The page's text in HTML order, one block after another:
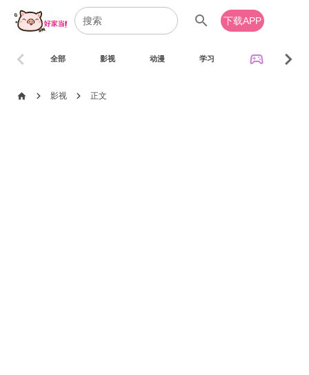
search 下载APP
全部 影视 动漫 学习 sports_esports
chevron_left chevron_right
home chevron_right 影视 chevron_right 正文